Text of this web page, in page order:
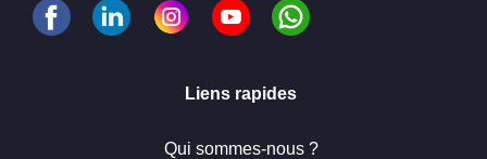
Liens rapides
Qui sommes-nous ?